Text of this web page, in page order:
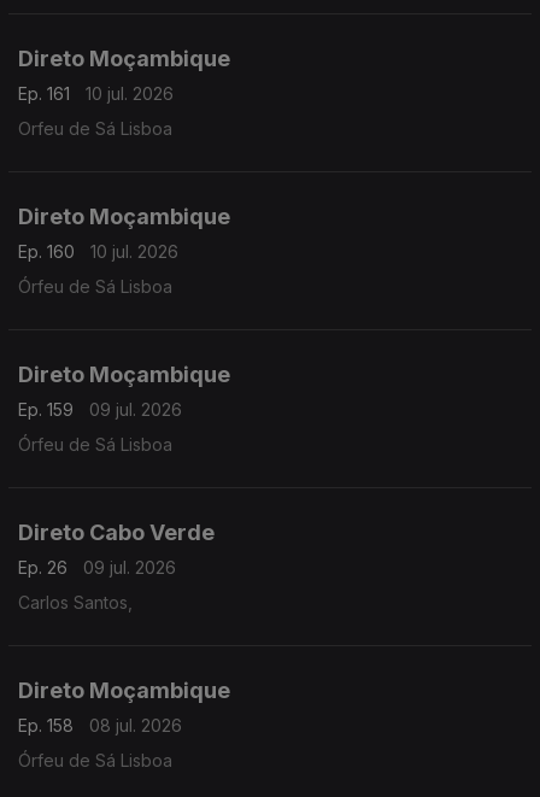
Direto Moçambique
Ep. 161
10 jul. 2026
Orfeu de Sá Lisboa
Direto Moçambique
Ep. 160
10 jul. 2026
Órfeu de Sá Lisboa
Direto Moçambique
Ep. 159
09 jul. 2026
Órfeu de Sá Lisboa
Direto Cabo Verde
Ep. 26
09 jul. 2026
Carlos Santos,
Direto Moçambique
Ep. 158
08 jul. 2026
Órfeu de Sá Lisboa